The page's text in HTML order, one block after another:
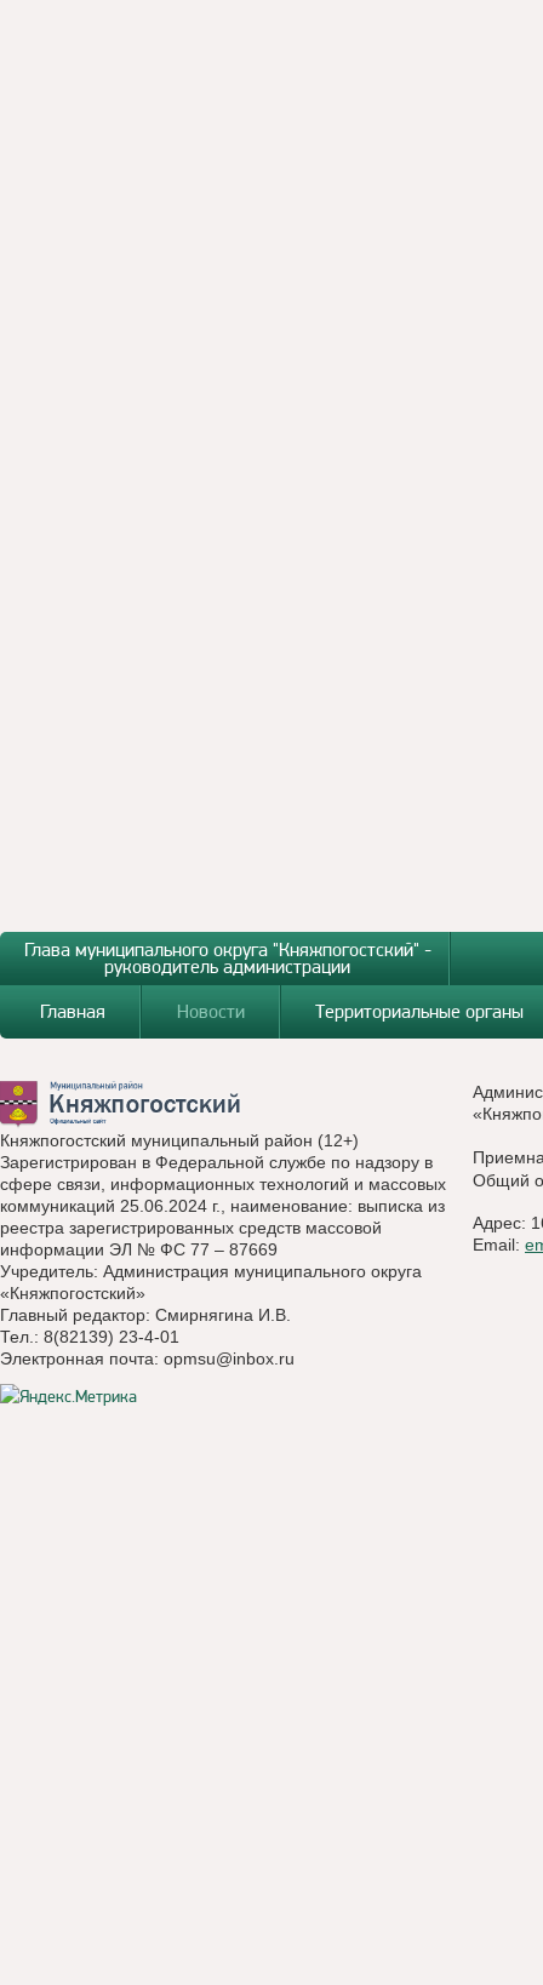
Глава муниципального округа "Княжпогостский" -
руководитель администрации
Главная
Новости Территориальные органы
Княжпогостский муниципальный район (12+)
Зарегистрирован в Федеральной службе по надзору в
сфере связи, информационных технологий и массовых
коммуникаций 25.06.2024 г., наименование: выписка из
реестра зарегистрированных средств массовой
информации ЭЛ № ФС 77 – 87669
Учредитель: Администрация муниципального округа
«Княжпогостский»
Главный редактор: Смирнягина И.В.
Тел.: 8(82139) 23-4-01
Электронная почта: opmsu@inbox.ru
Общий
Адрес:
Email: